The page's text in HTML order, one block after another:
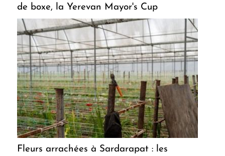
de boxe, la Yerevan Mayor's Cup
Fleurs arrachées à Sardarapat : les